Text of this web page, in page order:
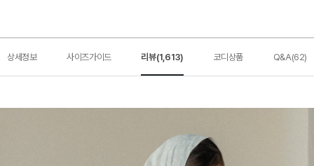
상세정보 사이즈가이드 리뷰(1,613) 코디상품 Q&A(62)